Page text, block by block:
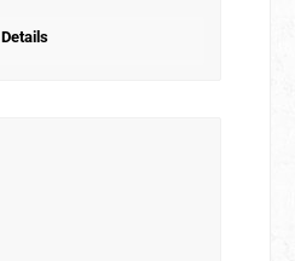
Details